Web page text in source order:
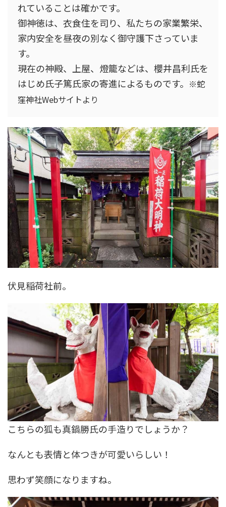
れていることは確かです。
御神徳は、衣食住を司り、私たちの家業繁栄、
家内安全を昼夜の別なく御守護下さっていま
す。
現在の神殿、上屋、燈籠などは、櫻井昌利氏を
はじめ氏子篤氏家の寄進によるものです。 ※蛇
窪神社Webサイトより
伏見稲荷社前。
こちらの狐も真鍋勝氏の手造りでしょうか？
なんとも表情と体つきが可愛いらしい！
思わず笑顔になりますね。